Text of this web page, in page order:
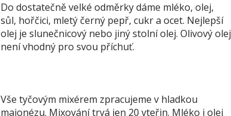
Do dostatečně velké odměrky dáme mléko, olej,
sůl, hořčici, mletý černý pepř, cukr a ocet. Nejlepší
olej je slunečnicový nebo jiný stolní olej. Olivový olej
není vhodný pro svou příchuť.
Vše tyčovým mixérem zpracujeme v hladkou
majonézu. Mixování trvá jen 20 vteřin. Mléko i olej